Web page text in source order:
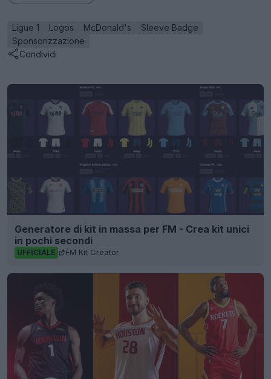
Ligue 1 Logos McDonald's
Sleeve Badge
Sponsorizzazione
Condividi
Generatore di kit in massa per FM - Crea kit unici
in pochi secondi
UFFICIALE FM Kit Creator